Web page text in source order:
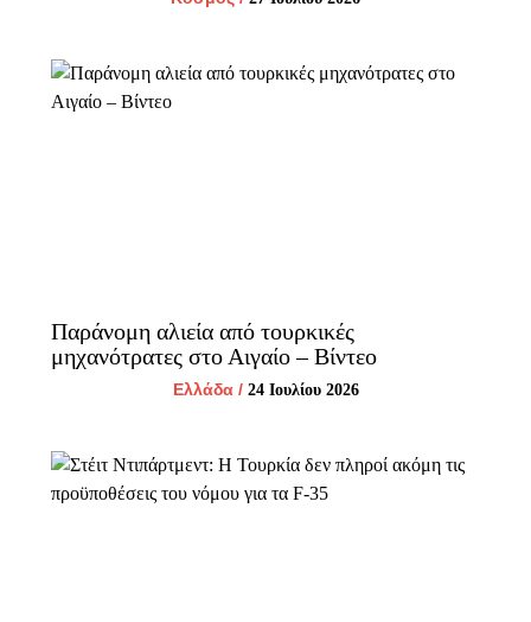
Παράνομη αλιεία από τουρκικές
μηχανότρατες στο Αιγαίο – Βίντεο
Ελλάδα/ 24 Ιουλίου 2026